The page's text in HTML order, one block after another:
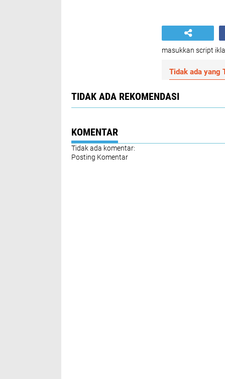
masukkan script
Tidak ada yang
TIDAK ADA REKOMENDASI
KOMENTAR
Tidak ada komentar:
Posting Komentar